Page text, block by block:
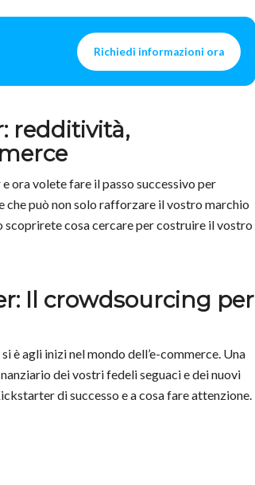
Richiedi informazioni ora
redditività,
ora volete fare il passo successivo per
può non solo rafforzare il vostro marchio
scoprirete cosa cercare per costruire il vostro
Il crowdsourcing per
è agli inizi nel mondo dell’e-commerce. Una
dei vostri fedeli seguaci e dei nuovi
di successo e a cosa fare attenzione.